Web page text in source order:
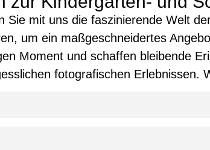
Sie mit uns die faszinierende Welt
um ein maßgeschneidertes
Moment und schaffen bleibende
fotografischen Erlebnissen.